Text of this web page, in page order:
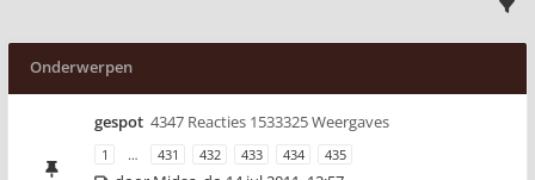
Onderwerpen
gespot 4347 Reacties 1533325 Weergaves
1 … 431 432 433 434 435